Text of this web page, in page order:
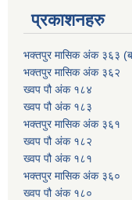
प्रकाशनहरु
भक्तपुर मासिक अंक ३६३
भक्तपुर मासिक अंक ३६२
ख्वप पौ अंक १८४
ख्वप पौ अंक १८३
भक्तपुर मासिक अंक ३६१
ख्वप पौ अंक १८२
ख्वप पौ अंक १८१
भक्तपुर मासिक अंक ३६०
ख्वप पौ अंक १८०